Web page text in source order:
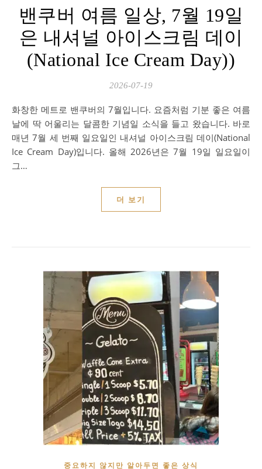
밴쿠버 여름 일상, 7월 19일
은 내셔널 아이스크림 데이
(National Ice Cream Day))
2026-07-19
화창한 메트로 밴쿠버의 7월입니다. 요즘처럼 기분 좋은 여름
날에 딱 어울리는 달콤한 기념일 소식을 들고 왔습니다. 바로
매년 7월 세 번째 일요일인 내셔널 아이스크림 데이(National
Ice Cream Day)입니다. 올해 2026년은 7월 19일 일요일이
그…
더 보기
중요하지 않지만 알아두면 좋은 상식